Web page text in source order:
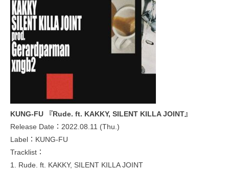
KUNG-FU 『Rude. ft. KAKKY, SILENT KILLA JOINT』
Release Date：2022.08.11 (Thu.)
Label：KUNG-FU
Tracklist：
1. Rude. ft. KAKKY, SILENT KILLA JOINT